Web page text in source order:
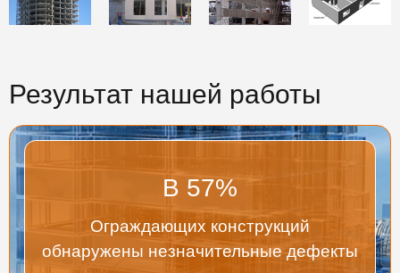
Результат нашей работы
В 57%
Ограждающих конструкций
обнаружены незначительные дефекты